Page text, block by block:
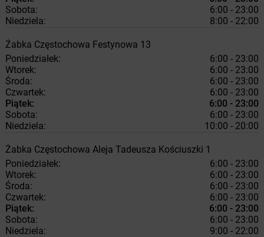
Sobota:
6:00 - 23:00
Niedziela:
8:00 - 22:00
Żabka Częstochowa Festynowa 13
Poniedziałek:
6:00 - 23:00
Wtorek:
6:00 - 23:00
Środa:
6:00 - 23:00
Czwartek:
6:00 - 23:00
Piątek:
6:00 - 23:00
Sobota:
6:00 - 23:00
Niedziela:
10:00 - 20:00
Żabka Częstochowa Aleja Tadeusza Kościuszki 1
Poniedziałek:
6:00 - 23:00
Wtorek:
6:00 - 23:00
Środa:
6:00 - 23:00
Czwartek:
6:00 - 23:00
Piątek:
6:00 - 23:00
Sobota:
6:00 - 23:00
Niedziela:
9:00 - 22:00